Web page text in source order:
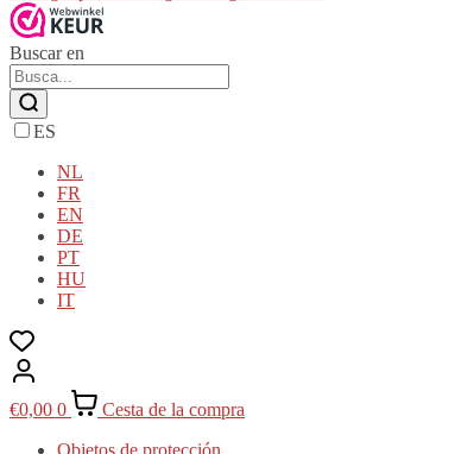
Buscar en
ES
NL
FR
EN
DE
PT
HU
IT
€0,00 0
Cesta de la compra
Objetos de protección